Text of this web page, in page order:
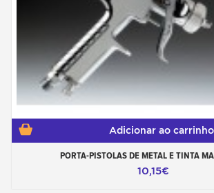
Adicionar ao carrinho
PORTA-PISTOLAS DE METAL E TINTA
10,15€